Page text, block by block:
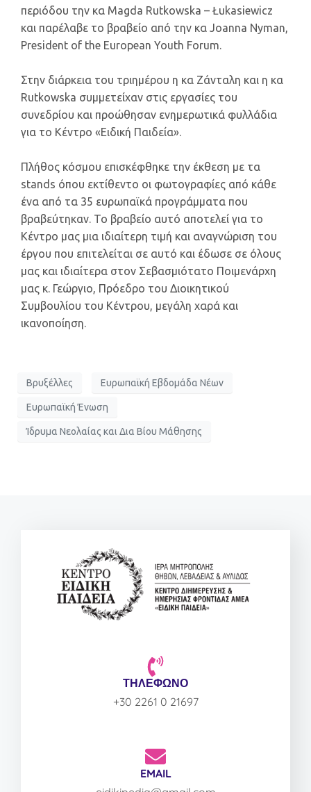
περιόδου την κα Magda Rutkowska – Łukasiewicz
και παρέλαβε το βραβείο από την κα Joanna Nyman,
President of the European Youth Forum.
Στην διάρκεια του τριημέρου η κα Ζάνταλη και η κα
Rutkowska συμμετείχαν στις εργασίες του
συνεδρίου και προώθησαν ενημερωτικά φυλλάδια
για το Κέντρο «Ειδική Παιδεία».
Πλήθος κόσμου επισκέφθηκε την έκθεση με τα
stands όπου εκτίθεντο οι φωτογραφίες από κάθε
ένα από τα 35 ευρωπαϊκά προγράμματα που
βραβεύτηκαν. Το βραβείο αυτό αποτελεί για το
Κέντρο μας μια ιδιαίτερη τιμή και αναγνώριση του
έργου που επιτελείται σε αυτό και έδωσε σε όλους
μας και ιδιαίτερα στον Σεβασμιότατο Ποιμενάρχη
μας κ. Γεώργιο, Πρόεδρο του Διοικητικού
Συμβουλίου του Κέντρου, μεγάλη χαρά και
ικανοποίηση.
Βρυξέλλες Ευρωπαϊκή Εβδομάδα Νέων
Ευρωπαϊκή Ένωση
Ίδρυμα Νεολαίας και Δια Βίου Μάθησης
ΤΗΛΕΦΩΝΟ
+30 2261 0 21697
EMAIL